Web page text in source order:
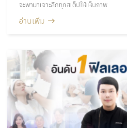
จะพามาเจาะลึกทุกสเต็ปให้เห็นภาพ
อ่านเพิ่ม